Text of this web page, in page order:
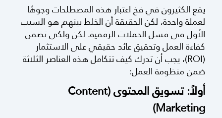
يقع الكثيرون في فخ اعتبار هذه المصطلحات وجوهًا
لعملة واحدة، لكن الحقيقة أن الخلط بينهم هو السبب
الأول في فشل الحملات الرقمية. لكن ولكي تضمن
كفاءة العمل وتحقيق عائد حقيقي على الاستثمار
(ROI)، يجب أن تدرك كيف تتكامل هذه العناصر الثلاثة
ضمن منظومة العمل:
أولاً: تسويق المحتوى (Content
Marketing)